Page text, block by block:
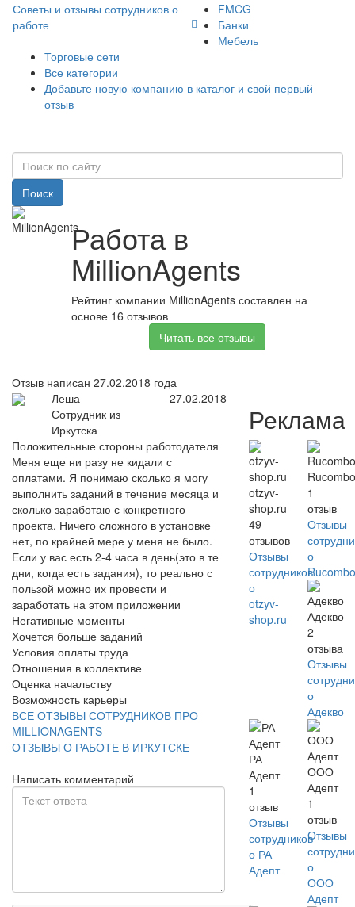
Советы и отзывы сотрудников о
работе
FMCG
Банки
Мебель
Торговые сети
Все категории
Добавьте новую компанию в каталог и свой первый
отзыв
Поиск
Работа в
MillionAgents
Рейтинг компании MillionAgents составлен на
основе 16 отзывов
Читать все отзывы
Отзыв написан 27.02.2018 года
Леша
Сотрудник из
Иркутска
27.02.2018
Положительные стороны работодателя
Меня еще ни разу не кидали с
оплатами. Я понимаю сколько я могу
выполнить заданий в течение месяца и
сколько заработаю с конкретного
проекта. Ничего сложного в установке
нет, по крайней мере у меня не было.
Если у вас есть 2-4 часа в день(это в те
дни, когда есть задания), то реально с
пользой можно их провести и
заработать на этом приложении
Негативные моменты
Хочется больше заданий
Условия оплаты труда
Отношения в коллективе
Оценка начальству
Возможность карьеры
ВСЕ ОТЗЫВЫ СОТРУДНИКОВ ПРО
MILLIONAGENTS
ОТЗЫВЫ О РАБОТЕ В ИРКУТСКЕ
Написать комментарий
Реклама
otzyv-
shop.ru
49
отзывов
Отзывы
сотрудников
о
otzyv-
shop.ru
1
отзыв
Отзывы
о
Адекво
2
отзыва
Отзывы
о
Адекво
РА
Адепт
1
отзыв
Отзывы
сотрудников
о РА
Адепт
ООО
Адепт
1
отзыв
Отзывы
о
ООО
Адепт